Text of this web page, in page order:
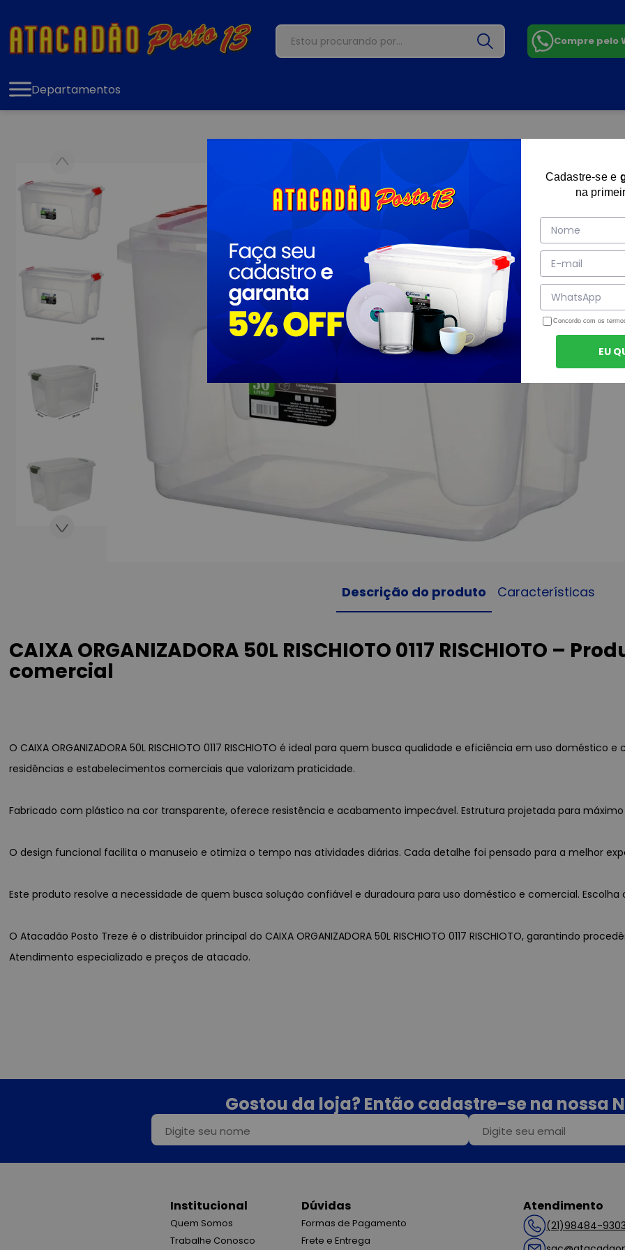
Compre pelo
Departamentos
Descrição do produto Características
CAIXA ORGANIZADORA 50L RISCHIOTO 0117 RISCHIOTO –
comercial
O CAIXA ORGANIZADORA 50L RISCHIOTO 0117 RISCHIOTO é ideal para quem busca qualidade e eficiência em uso
residências e estabelecimentos comerciais que valorizam praticidade.
Fabricado com plástico na cor transparente, oferece resistência e acabamento impecável. Estrutura projetada para
O design funcional facilita o manuseio e otimiza o tempo nas atividades diárias. Cada detalhe foi pensado para a melhor
Este produto resolve a necessidade de quem busca solução confiável e duradoura para uso doméstico e comercial.
O Atacadão Posto Treze é o distribuidor principal do CAIXA ORGANIZADORA 50L RISCHIOTO 0117 RISCHIOTO, garantindo
Atendimento especializado e preços de atacado.
Gostou da loja? Então cadastre-se na nossa
Institucional
Quem Somos
Trabalhe Conosco
Dúvidas
Formas de Pagamento
Frete e Entrega
Atendimento
(21)98484-9303
Cadastre-se e
na
Concordo com os
EU